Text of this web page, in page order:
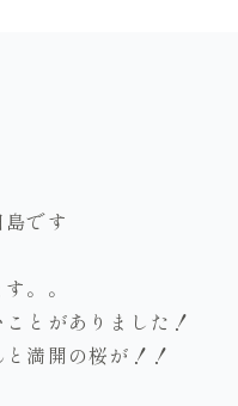
です
。。
とがありました！
満開の桜が！！